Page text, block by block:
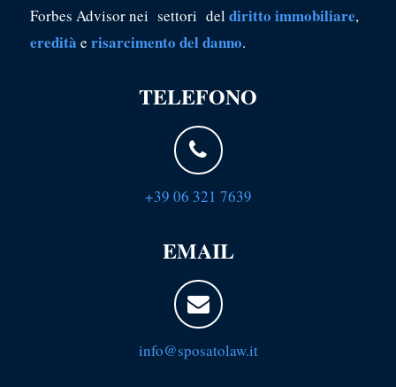
Forbes Advisor nei settori del diritto immobiliare,
eredità e risarcimento del danno.
TELEFONO
+39 06 321 7639
EMAIL
info@sposatolaw.it